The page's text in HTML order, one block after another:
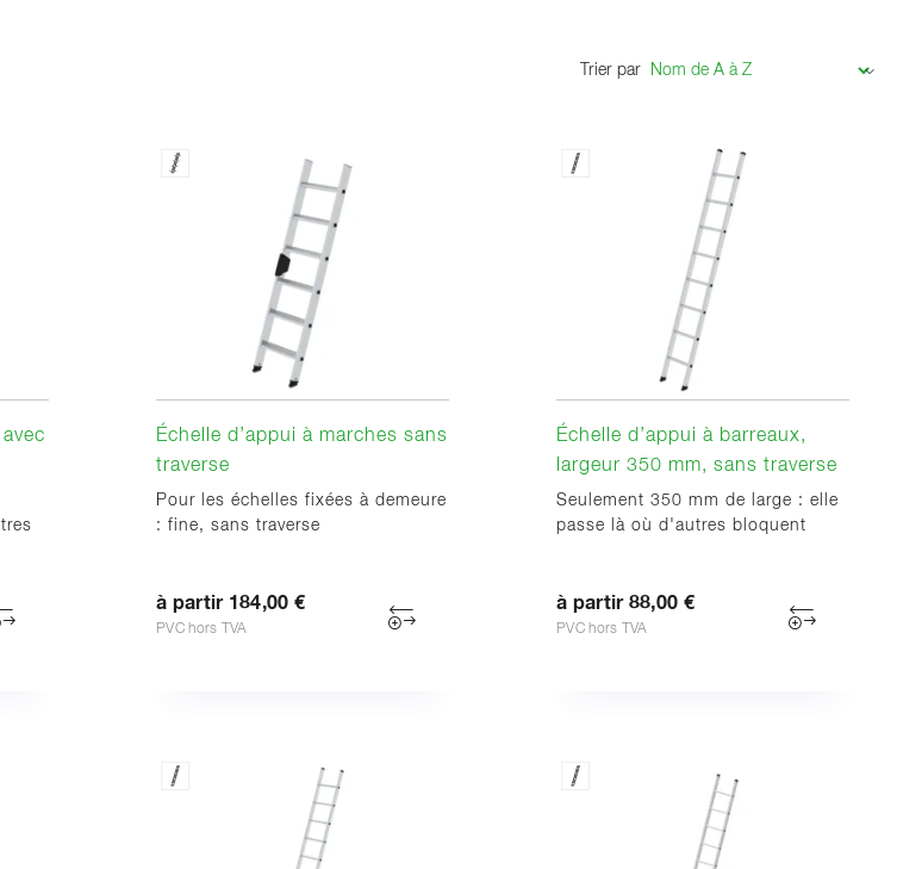
Trier par
Échelle d’appui à marches sans
traverse
Pour les échelles fixées à demeure
: fine, sans traverse
à partir 184,00 €
PVC hors TVA
Échelle d’appui à barreaux,
largeur 350 mm, sans traverse
Seulement 350 mm de large : elle
passe là où d'autres bloquent
à partir 88,00 €
PVC hors TVA